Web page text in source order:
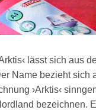
lässt sich aus
Name bezieht sich
›Arktis‹
bezeichnen.